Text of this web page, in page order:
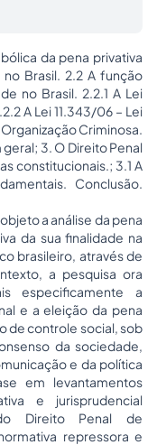
da pena privativa
Brasil. 2.2 A função
no Brasil. 2.2.1 A Lei
A Lei 11.343/06 – Lei
Criminosa.
3. O Direito Penal
constitucionais.; 3.1 A
Conclusão.
a análise da pena
da sua finalidade na
brasileiro, através de
a pesquisa ora
especificamente a
e a eleição da pena
de controle social, sob
da sociedade,
e da política
em levantamentos
e jurisprudencial
Direito Penal de
repressora e